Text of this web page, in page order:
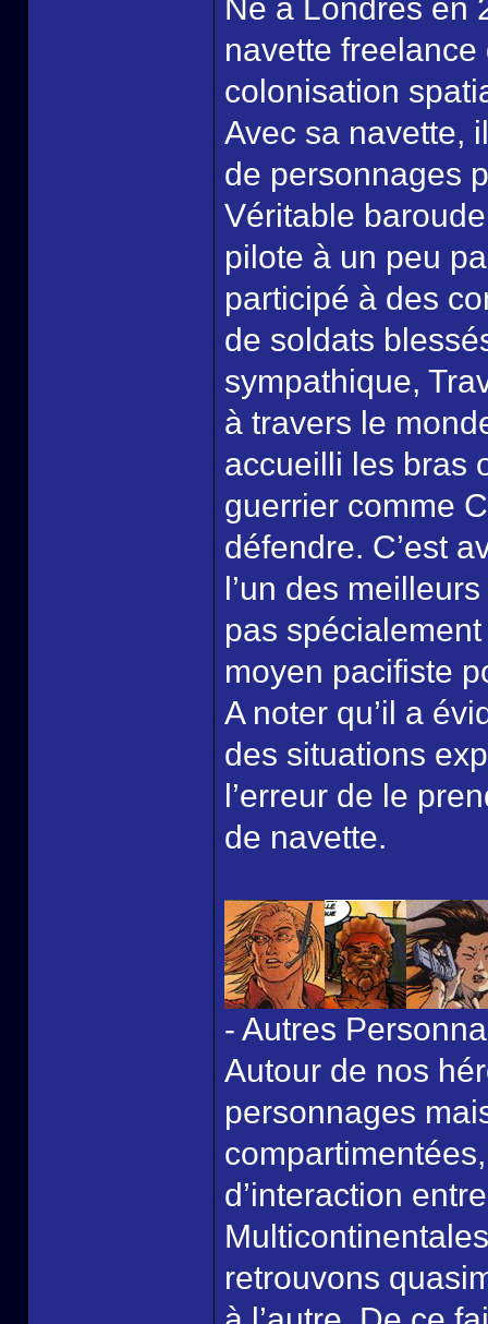
Né à Londres en
navette
colonisation
Avec sa navette,
de personnages
Véritable
pilote à un peu
participé à des
de soldats
sympathique,
à travers le
accueilli les bras
guerrier comme
défendre. C’est
l’un des
pas
moyen pacifiste
A noter qu’il a
des situations
l’erreur de le
de navette.
- Autres
Autour de nos
personnages
d’interaction
retrouvons